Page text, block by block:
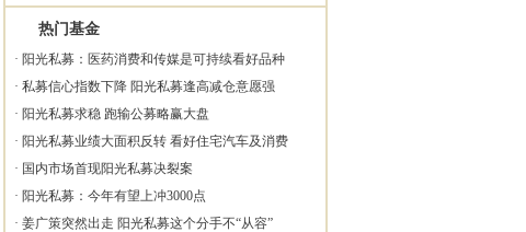
热门基金
· 阳光私募：医药消费和传媒是可持续看好品种
· 私募信心指数下降 阳光私募逢高减仓意愿强
· 阳光私募求稳 跑输公募略赢大盘
· 阳光私募业绩大面积反转 看好住宅汽车及消费
· 国内市场首现阳光私募决裂案
· 阳光私募：今年有望上冲3000点
· 姜广策突然出走 阳光私募这个分手不“从容”